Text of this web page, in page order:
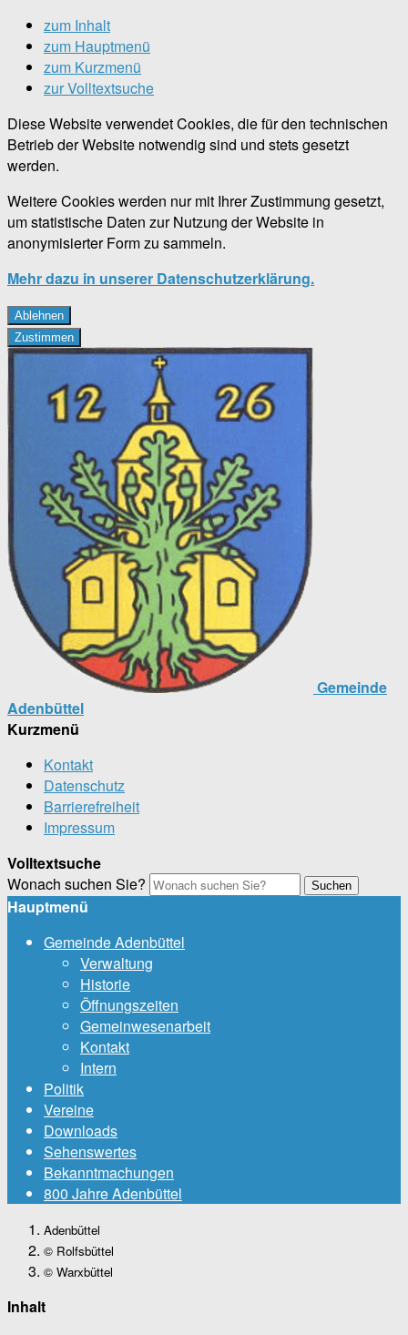
zum Inhalt
zum Hauptmenü
zum Kurzmenü
zur Volltextsuche
Diese Website verwendet Cookies, die für den technischen
Betrieb der Website notwendig sind und stets gesetzt
werden.
Weitere Cookies werden nur mit Ihrer Zustimmung gesetzt,
um statistische Daten zur Nutzung der Website in
anonymisierter Form zu sammeln.
Mehr dazu in unserer Datenschutzerklärung.
Ablehnen
Zustimmen
Gemeinde
Adenbüttel
Kurzmenü
Kontakt
Datenschutz
Barrierefreiheit
Impressum
Volltextsuche
Wonach suchen Sie?
Suchen
Hauptmenü
Gemeinde Adenbüttel
Verwaltung
Historie
Öffnungszeiten
Gemeinwesenarbeit
Kontakt
Intern
Politik
Vereine
Downloads
Sehenswertes
Bekanntmachungen
800 Jahre Adenbüttel
Adenbüttel
© Rolfsbüttel
© Warxbüttel
Inhalt